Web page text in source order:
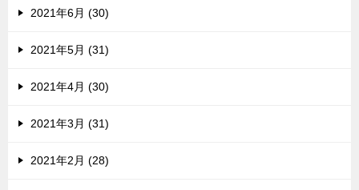
2021年6月 (30)
2021年5月 (31)
2021年4月 (30)
2021年3月 (31)
2021年2月 (28)